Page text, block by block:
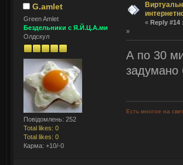
G.amlet
Green Amlet
Бездельники с Я.Й.Ц.А.ми
Олдскул
Повідомлень: 252
Total likes: 0
Total likes: 0
Карма: +10/-0
« Reply #14
»
А по 30
задумано
Есть многое на